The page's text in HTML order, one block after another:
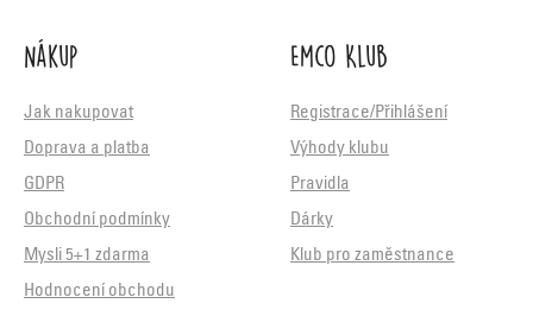
Nákup
Jak nakupovat
Doprava a platba
GDPR
Obchodní podmínky
Mysli 5+1 zdarma
Hodnocení obchodu
Emco Klub
Registrace/Přihlášení
Výhody klubu
Pravidla
Dárky
Klub pro zaměstnance